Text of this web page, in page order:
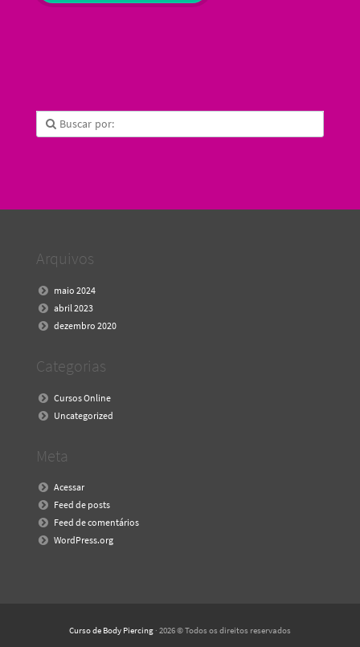
Arquivos
maio 2024
abril 2023
dezembro 2020
Categorias
Cursos Online
Uncategorized
Meta
Acessar
Feed de posts
Feed de comentários
WordPress.org
Curso de Body Piercing · 2026 © Todos os direitos reservados